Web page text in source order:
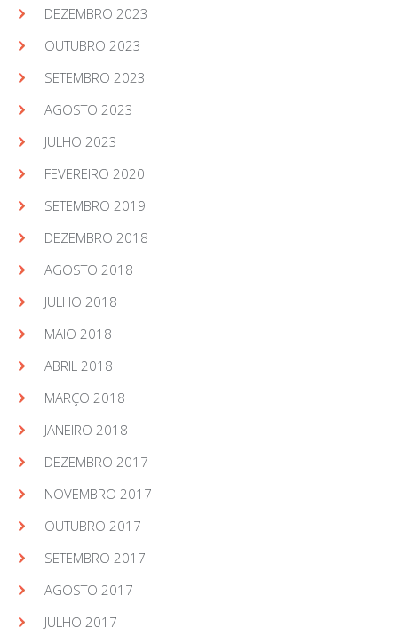
DEZEMBRO 2023
OUTUBRO 2023
SETEMBRO 2023
AGOSTO 2023
JULHO 2023
FEVEREIRO 2020
SETEMBRO 2019
DEZEMBRO 2018
AGOSTO 2018
JULHO 2018
MAIO 2018
ABRIL 2018
MARÇO 2018
JANEIRO 2018
DEZEMBRO 2017
NOVEMBRO 2017
OUTUBRO 2017
SETEMBRO 2017
AGOSTO 2017
JULHO 2017